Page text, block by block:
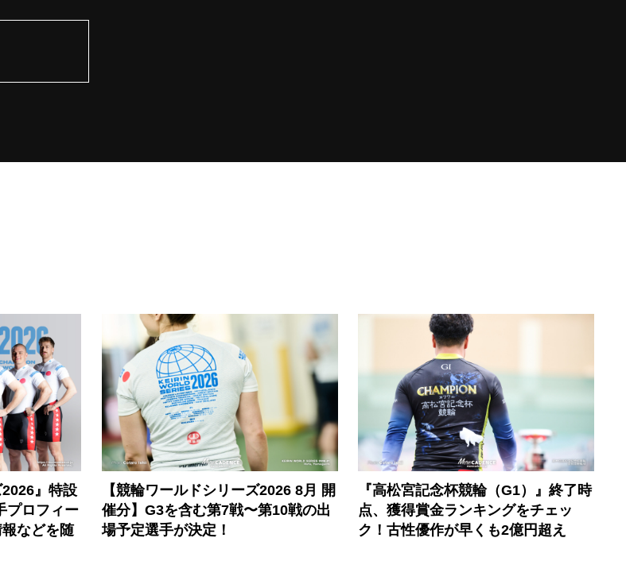
2026』特設
プロフィー
などを随
【競輪ワールドシリーズ2026 8月 開
催分】G3を含む第7戦〜第10戦の出
場予定選手が決定！
『高松宮記念杯競輪（G1）』終了時
点、獲得賞金ランキングをチェッ
ク！古性優作が早くも2億円超え